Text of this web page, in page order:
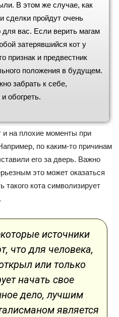
В этом же случае, как
сделки пройдут очень
вас. Если верить магам
затерявшийся кот у
признак и предвестник
положения в будущем.
забрать к себе,
обогреть.
на плохие моменты при
по каким-то причинам
его за дверь. Важно
это может оказаться
кота символизирует
источники
что для человека,
или только
начать свое
дело, лучшим
является